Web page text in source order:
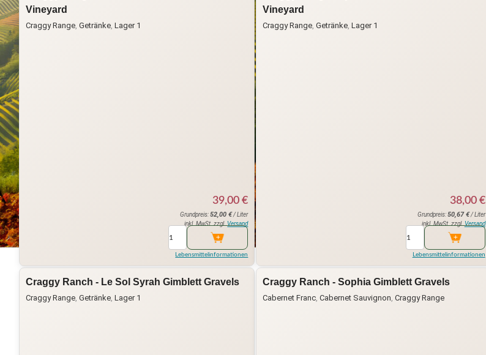
Vineyard
Craggy Range, Getränke, Lager 1
39,00€
Grundpreis:52,00€/ Liter
inkl. MwSt. zzgl.Versand
Lebensmittelinformationen
Vineyard
Craggy Range,Getränke,Lager 1
38,00 €
Grundpreis:50,67€/ Liter
inkl. MwSt. zzgl. Versand
Lebensmittelinformationen
Craggy Ranch - Le Sol Syrah Gimblett Gravels
Craggy Range, Getränke, Lager 1
Craggy Ranch - Sophia Gimblett Gravels
Cabernet Franc,Cabernet Sauvignon,Craggy Range